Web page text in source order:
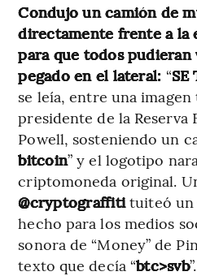
Condujo un camión de
directamente frente a la
para que todos pudieran
pegado en el lateral: “SE
se leía, entre una
presidente de la Reserva
Powell, sosteniendo un
bitcoin” y el logotipo
criptomoneda original.
@cryptograffitituiteó un
hecho para los medios
sonora de “Money” de
texto que decía “btc>svb”.